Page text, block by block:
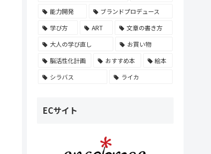
能力開発
ブランドプロデュース
学び方
ART
文章の書き方
大人の学び直し
お買い物
脳活性化計画
おすすめ本
絵本
シラバス
ライカ
ECサイト